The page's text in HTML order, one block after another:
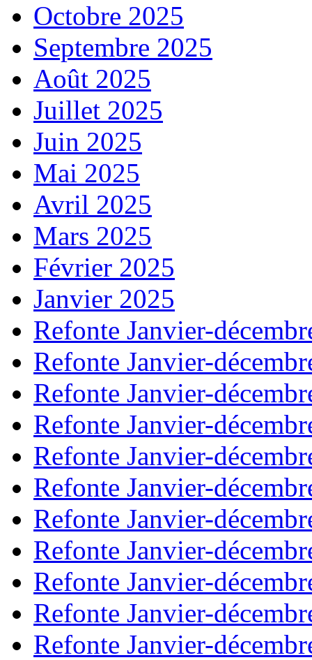
Octobre 2025
Septembre 2025
Août 2025
Juillet 2025
Juin 2025
Mai 2025
Avril 2025
Mars 2025
Février 2025
Janvier 2025
Refonte Janvier-
Refonte Janvier-
Refonte Janvier-
Refonte Janvier-
Refonte Janvier-
Refonte Janvier-
Refonte Janvier-
Refonte Janvier-
Refonte Janvier-
Refonte Janvier-
Refonte Janvier-